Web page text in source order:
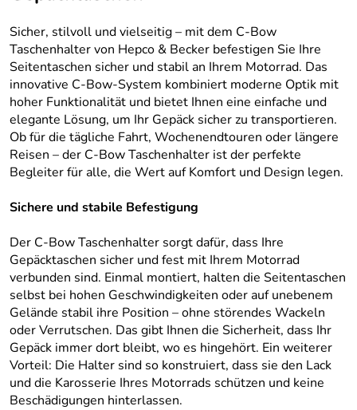
Sicher, stilvoll und vielseitig – mit dem C-Bow
Taschenhalter von Hepco & Becker befestigen Sie Ihre
Seitentaschen sicher und stabil an Ihrem Motorrad. Das
innovative C-Bow-System kombiniert moderne Optik mit
hoher Funktionalität und bietet Ihnen eine einfache und
elegante Lösung, um Ihr Gepäck sicher zu transportieren.
Ob für die tägliche Fahrt, Wochenendtouren oder längere
Reisen – der C-Bow Taschenhalter ist der perfekte
Begleiter für alle, die Wert auf Komfort und Design legen.
Sichere und stabile Befestigung
Der C-Bow Taschenhalter sorgt dafür, dass Ihre
Gepäcktaschen sicher und fest mit Ihrem Motorrad
verbunden sind. Einmal montiert, halten die Seitentaschen
selbst bei hohen Geschwindigkeiten oder auf unebenem
Gelände stabil ihre Position – ohne störendes Wackeln
oder Verrutschen. Das gibt Ihnen die Sicherheit, dass Ihr
Gepäck immer dort bleibt, wo es hingehört. Ein weiterer
Vorteil: Die Halter sind so konstruiert, dass sie den Lack
und die Karosserie Ihres Motorrads schützen und keine
Beschädigungen hinterlassen.